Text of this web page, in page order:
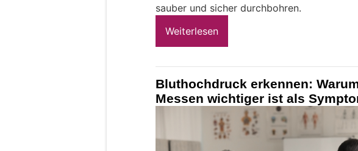
sauber und sicher durchbohren.
Weiterlesen
Bluthochdruck erkennen:
Messen wichtiger ist als